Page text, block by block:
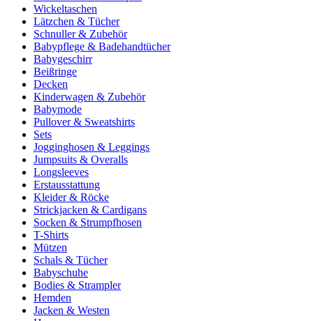
Wickeltaschen
Lätzchen & Tücher
Schnuller & Zubehör
Babypflege & Badehandtücher
Babygeschirr
Beißringe
Decken
Kinderwagen & Zubehör
Babymode
Pullover & Sweatshirts
Sets
Jogginghosen & Leggings
Jumpsuits & Overalls
Longsleeves
Erstausstattung
Kleider & Röcke
Strickjacken & Cardigans
Socken & Strumpfhosen
T-Shirts
Mützen
Schals & Tücher
Babyschuhe
Bodies & Strampler
Hemden
Jacken & Westen